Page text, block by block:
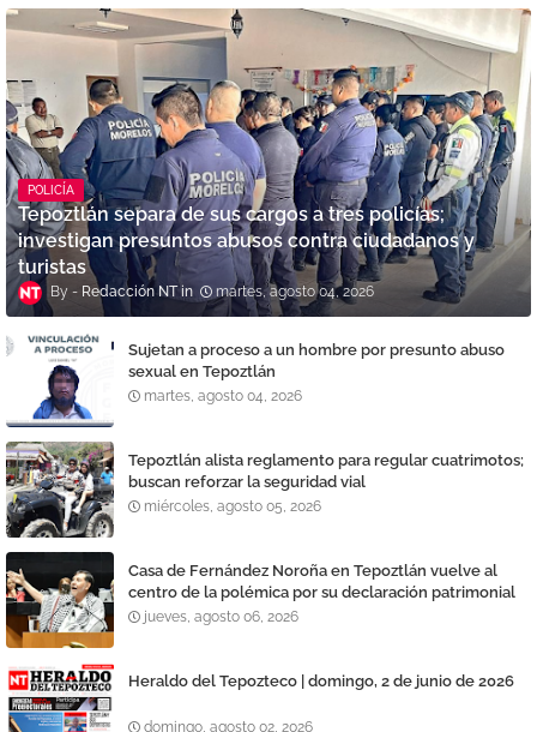
POLICÍA
Tepoztlán separa de sus cargos a tres policías;
investigan presuntos abusos contra ciudadanos y
turistas
Redacción NT martes, agosto 04, 2026
Sujetan a proceso a un hombre por presunto abuso
sexual en Tepoztlán
martes, agosto 04, 2026
Tepoztlán alista reglamento para regular cuatrimotos;
buscan reforzar la seguridad vial
miércoles, agosto 05, 2026
Casa de Fernández Noroña en Tepoztlán vuelve al
centro de la polémica por su declaración patrimonial
jueves, agosto 06, 2026
Heraldo del Tepozteco | domingo, 2 de junio de 2026
domingo, agosto 02, 2026